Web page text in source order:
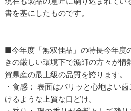
書を基にしたものです。
■今年度「無双佳品」の特長今年度
きの厳しい環境下で漁師の方々が
賀県産の最上級の品質を誇ります。
・食感： 表面はパリッと心地よい
けるような上質な口どけ。